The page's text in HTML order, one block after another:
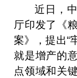
近日，
厅印发了《
案》，提出“
就是增产的
点领域和关